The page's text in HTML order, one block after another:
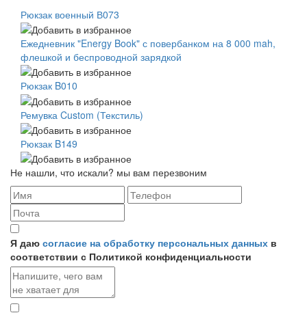
Рюкзак военный В073
Ежедневник "Energy Book" с повербанком на 8 000 mah,
флешкой и беспроводной зарядкой
Рюкзак B010
Ремувка Custom (Текстиль)
Рюкзак B149
Не нашли, что искали? мы вам перезвоним
Я даю согласие на обработку персональных данных в
соответствии с Политикой конфиденциальности